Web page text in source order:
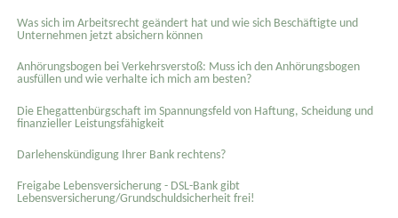
Was sich im Arbeitsrecht geändert hat und wie sich Beschäftigte und
Unternehmen jetzt absichern können
Anhörungsbogen bei Verkehrsverstoß: Muss ich den Anhörungsbogen
ausfüllen und wie verhalte ich mich am besten?
Die Ehegattenbürgschaft im Spannungsfeld von Haftung, Scheidung und
finanzieller Leistungsfähigkeit
Darlehenskündigung Ihrer Bank rechtens?
Freigabe Lebensversicherung - DSL-Bank gibt
Lebensversicherung/Grundschuldsicherheit frei!